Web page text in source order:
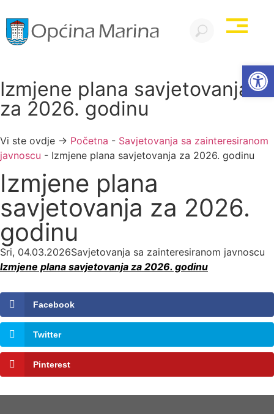
Izmjene plana savjetovanja
za 2026. godinu
Vi ste ovdje → Početna - Savjetovanja sa zainteresiranom
javnoscu - Izmjene plana savjetovanja za 2026. godinu
Izmjene plana
savjetovanja za 2026.
godinu
Sri, 04.03.2026Savjetovanja sa zainteresiranom javnoscu
Izmjene plana savjetovanja za 2026. godinu
Facebook
Twitter
Pinterest